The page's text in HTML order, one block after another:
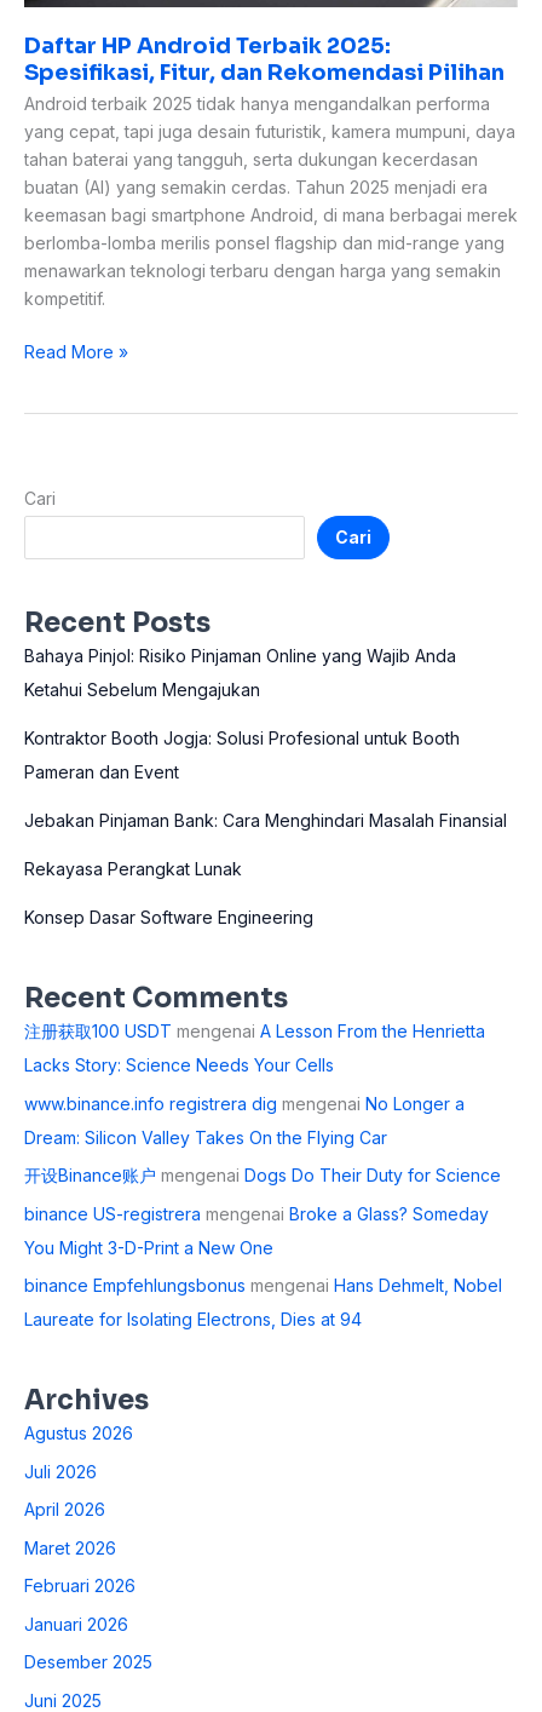
Daftar HP Android Terbaik 2025:
Spesifikasi, Fitur, dan Rekomendasi Pilihan
Android terbaik 2025 tidak hanya mengandalkan performa
yang cepat, tapi juga desain futuristik, kamera mumpuni, daya
tahan baterai yang tangguh, serta dukungan kecerdasan
buatan (AI) yang semakin cerdas. Tahun 2025 menjadi era
keemasan bagi smartphone Android, di mana berbagai merek
berlomba-lomba merilis ponsel flagship dan mid-range yang
menawarkan teknologi terbaru dengan harga yang semakin
kompetitif.
Read More »
Cari
Cari
Recent Posts
Bahaya Pinjol: Risiko Pinjaman Online yang Wajib Anda
Ketahui Sebelum Mengajukan
Kontraktor Booth Jogja: Solusi Profesional untuk Booth
Pameran dan Event
Jebakan Pinjaman Bank: Cara Menghindari Masalah Finansial
Rekayasa Perangkat Lunak
Konsep Dasar Software Engineering
Recent Comments
注册获取100 USDT mengenai A Lesson From the Henrietta
Lacks Story: Science Needs Your Cells
www.binance.info registrera dig mengenai No Longer a
Dream: Silicon Valley Takes On the Flying Car
开设Binance账户 mengenai Dogs Do Their Duty for Science
binance US-registrera mengenai Broke a Glass? Someday
You Might 3-D-Print a New One
binance Empfehlungsbonus mengenai Hans Dehmelt, Nobel
Laureate for Isolating Electrons, Dies at 94
Archives
Agustus 2026
Juli 2026
April 2026
Maret 2026
Februari 2026
Januari 2026
Desember 2025
Juni 2025